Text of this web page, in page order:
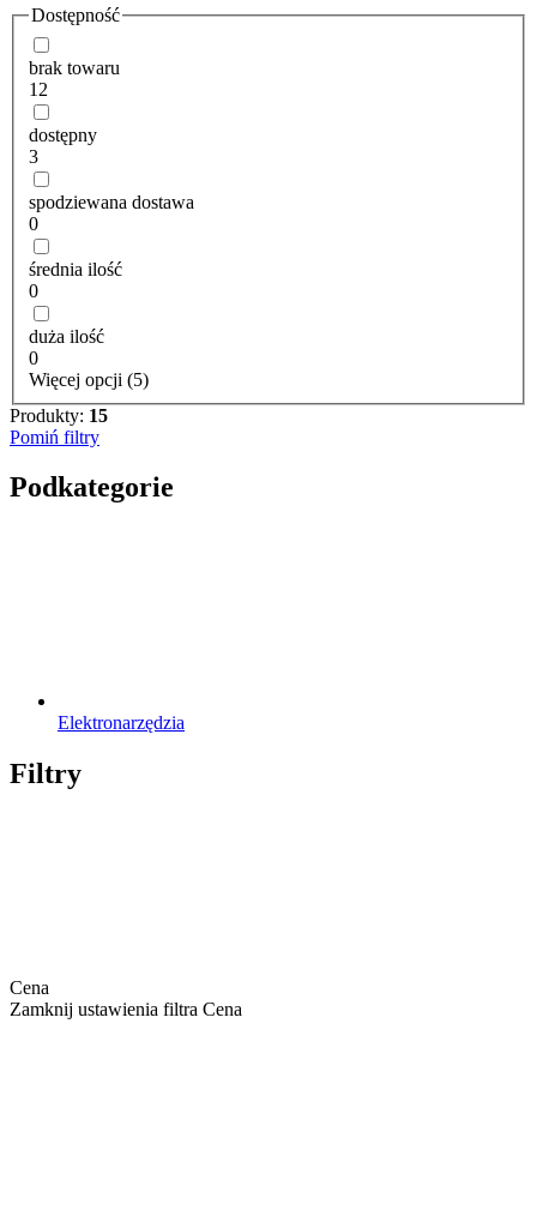
Dostępność
brak towaru
12
dostępny
3
spodziewana dostawa
0
średnia ilość
0
duża ilość
0
Więcej opcji (5)
Produkty: 15
Pomiń filtry
Podkategorie
Elektronarzędzia
Filtry
Cena
Zamknij ustawienia filtra Cena